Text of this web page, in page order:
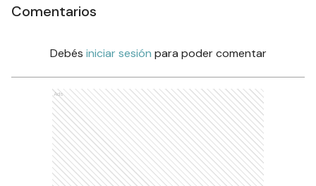
Comentarios
Debés iniciar sesión para poder comentar
Ads